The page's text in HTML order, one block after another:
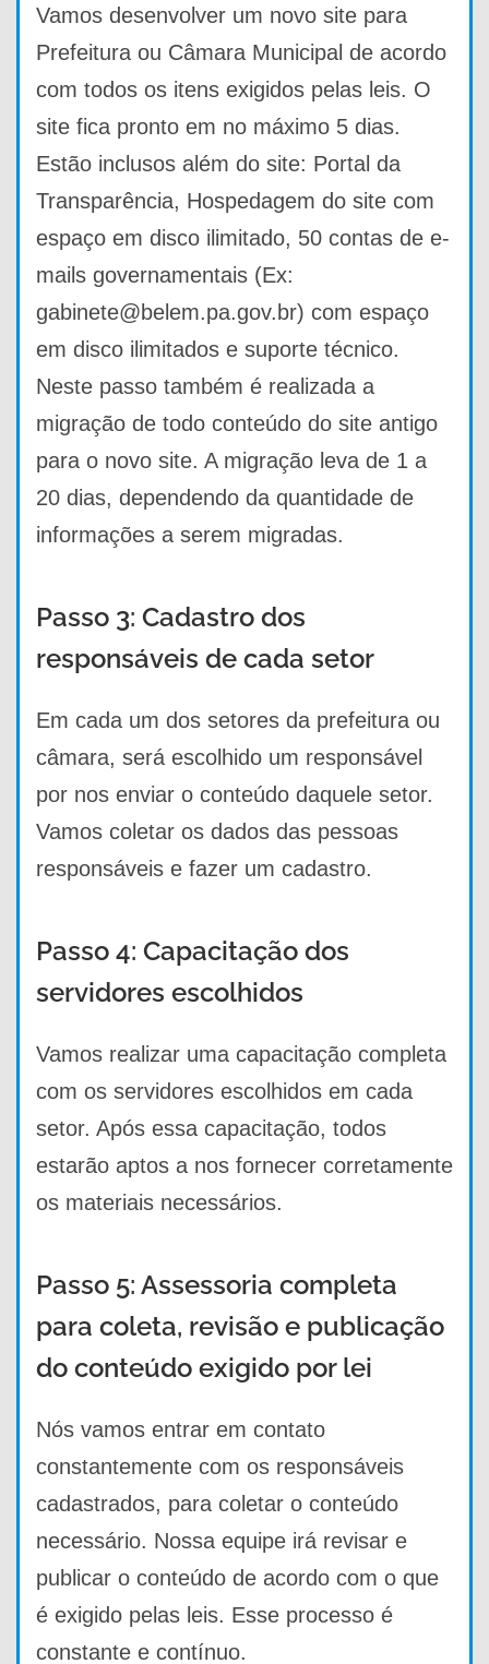
Vamos desenvolver um novo site para
Prefeitura ou Câmara Municipal de acordo
com todos os itens exigidos pelas leis. O
site fica pronto em no máximo 5 dias.
Estão inclusos além do site: Portal da
Transparência, Hospedagem do site com
espaço em disco ilimitado, 50 contas de e-
mails governamentais (Ex:
gabinete@belem.pa.gov.br) com espaço
em disco ilimitados e suporte técnico.
Neste passo também é realizada a
migração de todo conteúdo do site antigo
para o novo site. A migração leva de 1 a
20 dias, dependendo da quantidade de
informações a serem migradas.
Passo 3: Cadastro dos
responsáveis de cada setor
Em cada um dos setores da prefeitura ou
câmara, será escolhido um responsável
por nos enviar o conteúdo daquele setor.
Vamos coletar os dados das pessoas
responsáveis e fazer um cadastro.
Passo 4: Capacitação dos
servidores escolhidos
Vamos realizar uma capacitação completa
com os servidores escolhidos em cada
setor. Após essa capacitação, todos
estarão aptos a nos fornecer corretamente
os materiais necessários.
Passo 5: Assessoria completa
para coleta, revisão e publicação
do conteúdo exigido por lei
Nós vamos entrar em contato
constantemente com os responsáveis
cadastrados, para coletar o conteúdo
necessário. Nossa equipe irá revisar e
publicar o conteúdo de acordo com o que
é exigido pelas leis. Esse processo é
constante e contínuo.